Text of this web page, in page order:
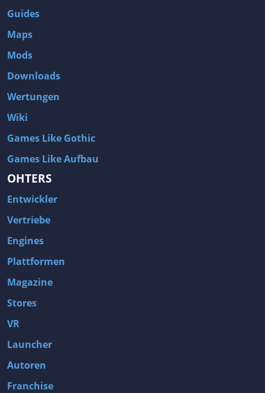
Guides
Maps
Mods
Downloads
Wertungen
Wiki
Games Like Gothic
Games Like Aufbau
OHTERS
Entwickler
Vertriebe
Engines
Plattformen
Magazine
Stores
VR
Launcher
Autoren
Franchise